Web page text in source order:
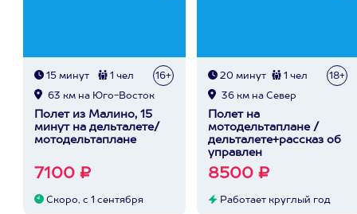
15 минут 1 чел 16+
63 км на Юго-Восток
Полет из Малино, 15
минут на дельталете/
мотодельтаплане
7100 ₽
Скоро, с 1 сентября
20 минут 1 чел 18+
36 км на Север
Полет на
мотодельтаплане /
дельталете+рассказ об
управлен
8500 ₽
Работает круглый год